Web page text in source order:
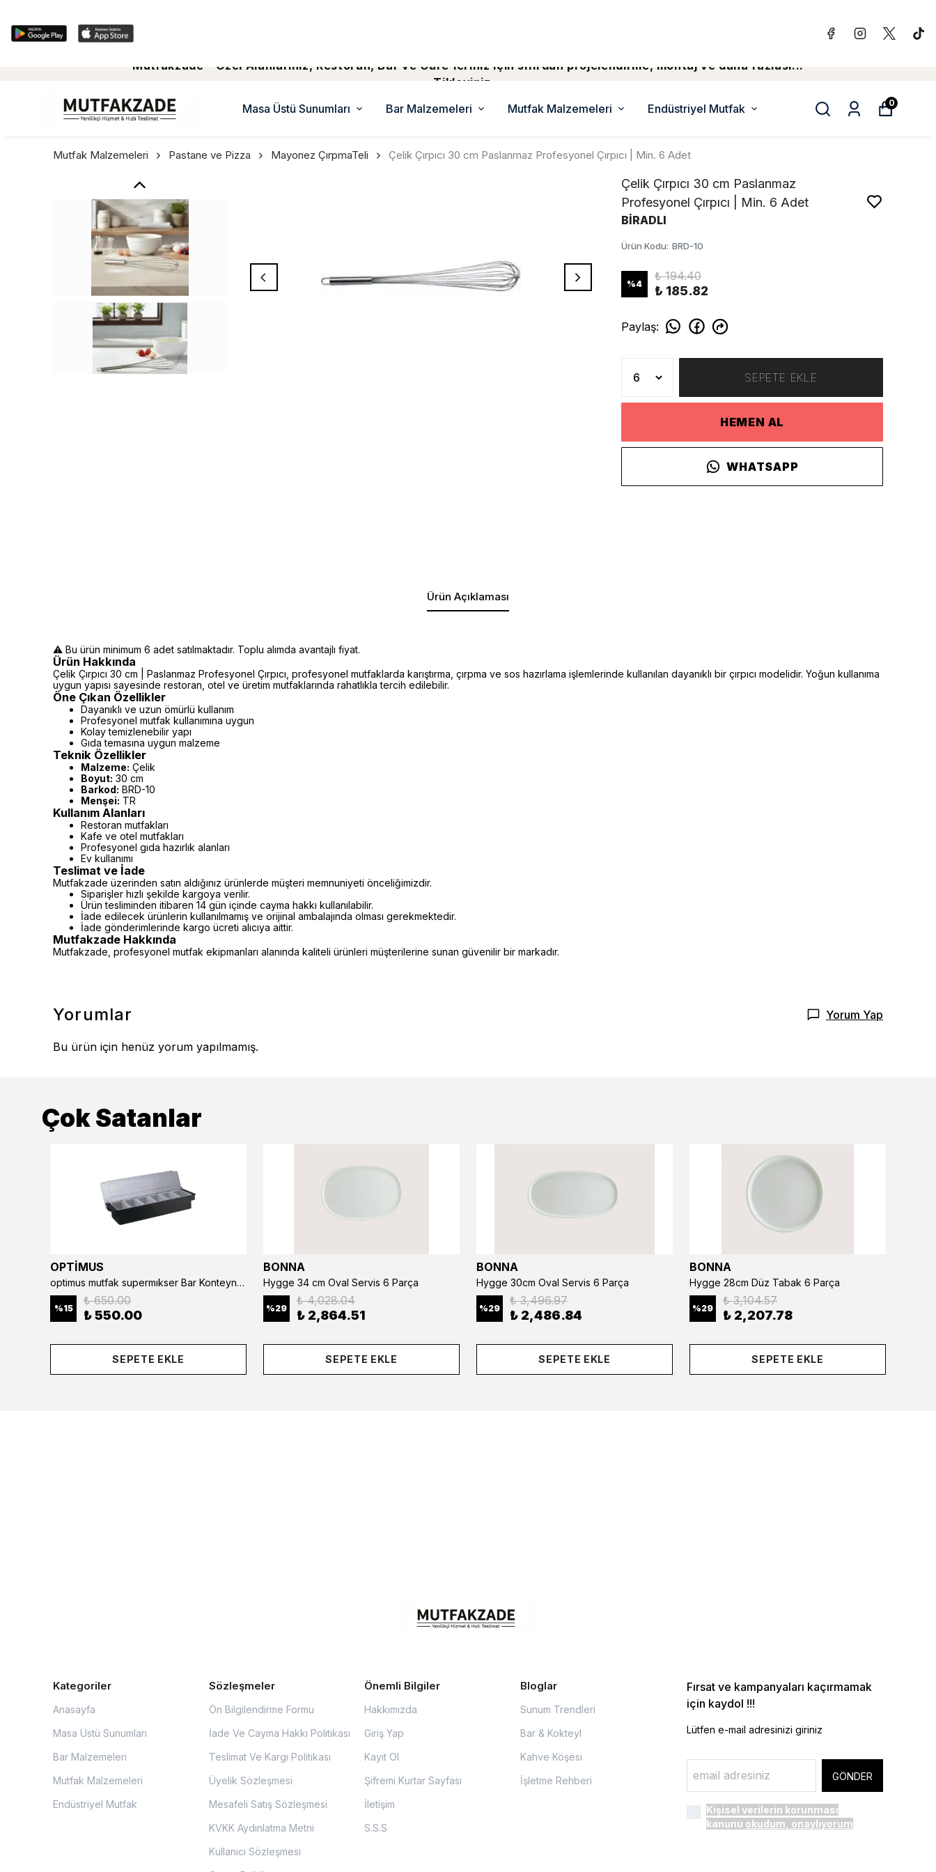
Mutfakzade - Özel Alanlariniz, Restoran, Bar ve Cafe'leriniz için sıfırdan projelendirme, montaj ve daha fazlasi...
Tiklayiniz...
Masa Üstü Sunumları
Bar Malzemeleri Mutfak Malzemeleri Endüstriyel Mutfak 0
Mutfak Malzemeleri Pastane ve Pizza Mayonez ÇırpmaTeli Çelik Çırpıcı 30 cm Paslanmaz Profesyonel Çırpıcı | Min. 6 Adet
Çelik Çırpıcı 30 cm Paslanmaz
Profesyonel Çırpıcı | Min. 6 Adet
BİRADLI
Ürün Kodu: BRD-10
%4
₺ 194.40
₺ 185.82
Paylaş:
SEPETE EKLE
HEMEN AL
WHATSAPP
Ürün Açıklaması
⚠️ Bu ürün minimum 6 adet satılmaktadır. Toplu alımda avantajlı fiyat.
Ürün Hakkında
Çelik Çırpıcı 30 cm | Paslanmaz Profesyonel Çırpıcı, profesyonel mutfaklarda karıştırma, çırpma ve sos hazırlama işlemlerinde kullanılan dayanıklı bir çırpıcı modelidir. Yoğun kullanıma
uygun yapısı sayesinde restoran, otel ve üretim mutfaklarında rahatlıkla tercih edilebilir.
Öne Çıkan Özellikler
Dayanıklı ve uzun ömürlü kullanım
Profesyonel mutfak kullanımına uygun
Kolay temizlenebilir yapı
Gıda temasına uygun malzeme
Teknik Özellikler
Malzeme: Çelik
Boyut: 30 cm
Barkod: BRD-10
Menşei: TR
Kullanım Alanları
Restoran mutfakları
Kafe ve otel mutfakları
Profesyonel gıda hazırlık alanları
Ev kullanımı
Teslimat ve İade
Mutfakzade üzerinden satın aldığınız ürünlerde müşteri memnuniyeti önceliğimizdir.
Siparişler hızlı şekilde kargoya verilir.
Ürün tesliminden itibaren 14 gün içinde cayma hakkı kullanılabilir.
İade edilecek ürünlerin kullanılmamış ve orijinal ambalajında olması gerekmektedir.
İade gönderimlerinde kargo ücreti alıcıya aittir.
Mutfakzade Hakkında
Mutfakzade, profesyonel mutfak ekipmanları alanında kaliteli ürünleri müşterilerine sunan güvenilir bir markadır.
Yorumlar Yorum Yap
Bu ürün için henüz yorum yapılmamış.
Çok Satanlar
OPTİMUS
optimus mutfak supermıkser Bar Konteyner 6'lı 50×16×9 cm Kapaklı Polikarbon Organizer Bar & Kafe
%15
₺ 650.00
₺ 550.00
SEPETE EKLE
BONNA
Hygge 34 cm Oval Servis 6 Parça
%29
₺ 4,028.04
₺ 2,864.51
SEPETE EKLE
BONNA
Hygge 30cm Oval Servis 6 Parça
%29
₺ 3,496.97
₺ 2,486.84
SEPETE EKLE
BONNA
Hygge 28cm Düz Tabak 6 Parça
%29
₺ 3,104.57
₺ 2,207.78
SEPETE EKLE
Kategoriler
Anasayfa
Masa Üstü Sunumları
Bar Malzemeleri
Mutfak Malzemeleri
Endüstriyel Mutfak
Sözleşmeler
Ön Bilgilendirme Formu
İade Ve Cayma Hakkı Politikası
Teslimat Ve Kargı Politikası
Üyelik Sözleşmesi
Mesafeli Satış Sözleşmesi
KVKK Aydınlatma Metni
Kullanıcı Sözleşmesi
Önemli Bilgiler
Hakkımızda
Giriş Yap
Kayıt Ol
Şifremi Kurtar Sayfası
İletişim
S.S.S
Bloglar
Sunum Trendleri
Bar & Kokteyl
Kahve Köşesi
İşletme Rehberi
Fırsat ve kampanyaları kaçırmamak
için kaydol !!!
Lütfen e-mail adresinizi giriniz
GÖNDER
Kişisel verilerin korunması
kanunu okudum, onaylıyorum